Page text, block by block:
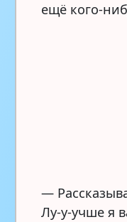
ещё кого-
—
Лу-у-учше я